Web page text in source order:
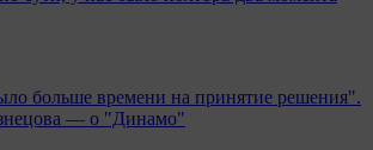
больше времени на принятие решения".
— о "Динамо"